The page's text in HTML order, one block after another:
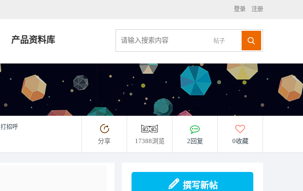
登录 注册
帖子
产品资料库
打招呼
分享 17388浏览 2回复 0收藏
撰写新帖